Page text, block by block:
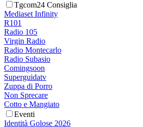
Tgcom24 Consiglia
Mediaset Infinity
R101
Radio 105
Virgin Radio
Radio Montecarlo
Radio Subasio
Comingsoon
Superguidatv
Zuppa di Porro
Non Sprecare
Cotto e Mangiato
Eventi
Identità Golose 2026